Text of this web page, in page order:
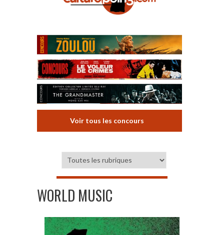
Voir tous les concours
WORLD MUSIC